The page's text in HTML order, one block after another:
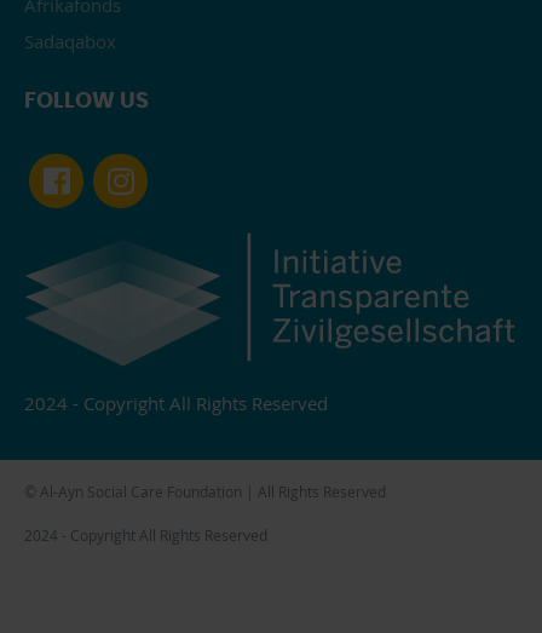
Sadaqabox
FOLLOW US
2024 - Copyright All Rights Reserved
© Al-Ayn Social Care Foundation | All Rights Reserved
2024 - Copyright All Rights Reserved